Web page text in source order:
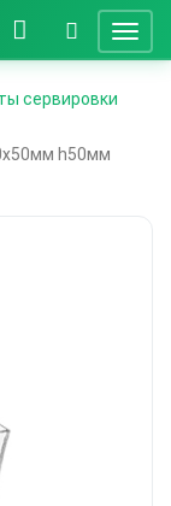
сервировки
h50мм